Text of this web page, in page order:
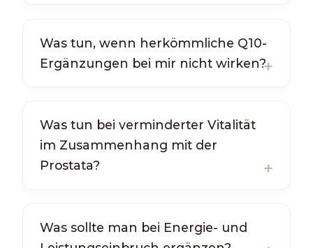
Was tun, wenn herkömmliche Q10-
Ergänzungen bei mir nicht wirken?
Was tun bei verminderter Vitalität
im Zusammenhang mit der
Prostata?
Was sollte man bei Energie- und